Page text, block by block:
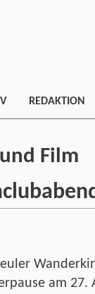
REDAKTION
Film
am 27.